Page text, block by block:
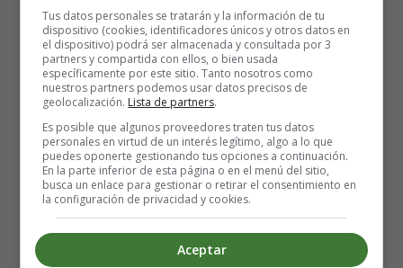
largos sin que se deterioren
. Asegúrate de
seguir las
instrucciones de almacenamiento adecuadas para
mantener la calidad y la seguridad de los alimentos
congelados.
🌟 Alimentos de Cuarta
Gama: Comodidad y
Preparación Rápida 🥗🥡🍝
Los alimentos de cuarta gama son productos que han
Tus datos personales se tratarán y la información de tu
dispositivo (cookies, identificadores únicos y otros datos en
el dispositivo) podrá ser almacenada y consultada por 3
partners y compartida con ellos, o bien usada
específicamente por este sitio. Tanto nosotros como
nuestros partners podemos usar datos precisos de
geolocalización. Lista de partners.
Es posible que algunos proveedores traten tus datos
personales en virtud de un interés legítimo, algo a lo que
puedes oponerte gestionando tus opciones a continuación.
En la parte inferior de esta página o en el menú del sitio,
busca un enlace para gestionar o retirar el consentimiento en
la configuración de privacidad y cookies.
Aceptar